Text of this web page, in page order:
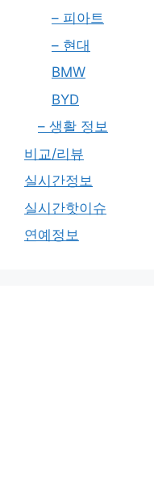
– 피아트
– 현대
BMW
BYD
– 생활 정보
비교/리뷰
실시간정보
실시간핫이슈
연예정보